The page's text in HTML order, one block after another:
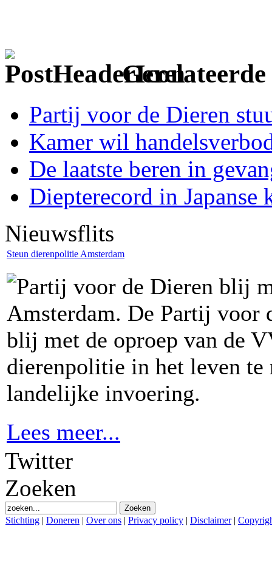
Partij voor de Dieren
Kamer wil
De laatste beren in
Diepterecord in Japanse
Nieuwsflits
Steun dierenpolitie Amsterdam
Partij voor de Dieren blij
Amsterdam. De Partij voor
blij met de oproep van de
dierenpolitie in het leven te
landelijke invoering.
Lees meer...
Twitter
Zoeken
Stichting | Doneren | Over ons | Privacy policy | Disclaimer|